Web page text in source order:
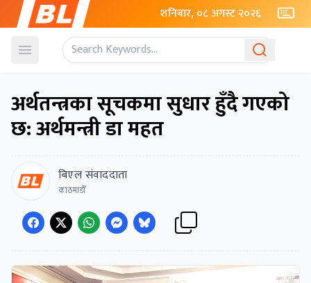
शनिबार, ०८ अगस्ट २०२६
Open menu
अर्थतन्त्रका सूचकमा सुधार हुँदै गएको
छ: अर्थमन्त्री डा महत
बिएल संवाददाता
काठमाडौँ